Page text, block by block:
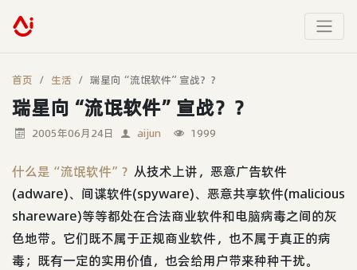
首页 生活 瑞星向“流氓软件”宣战？？
瑞星向“流氓软件”宣战？？
2005年06月24日 aijun 1999
什么是“流氓软件”？ 从技术上讲，恶意广告软件
(adware)、间谍软件(spyware)、恶意共享软件(malicious
shareware)等等都处在合法商业软件和电脑病毒之间的灰
色地带。它们既不属于正规商业软件，也不属于真正的病
毒；既有一定的实用价值，也会给用户带来种种干扰。